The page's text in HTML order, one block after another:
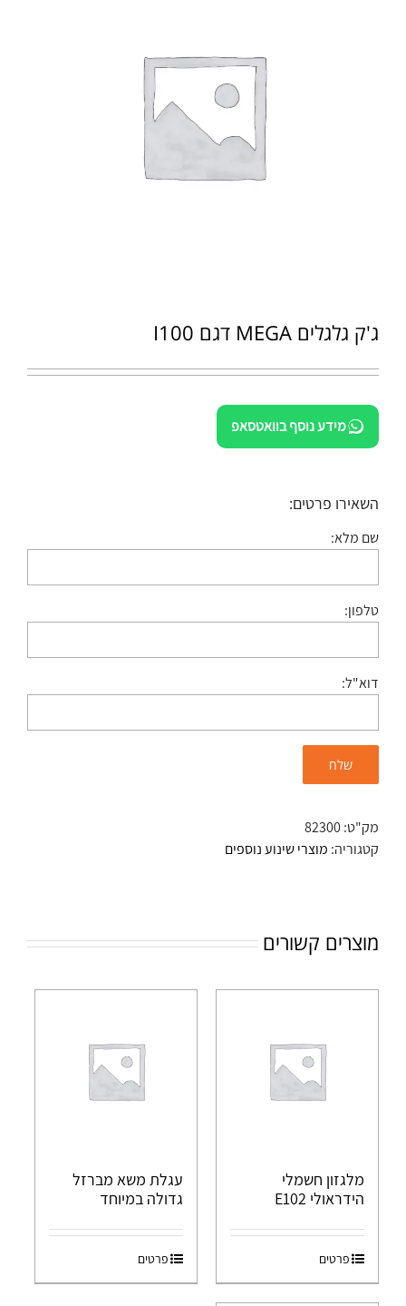
ג'ק גלגלים MEGA דגם I100
מידע נוסף בוואטסאפ
השאירו פרטים:
שם מלא:
טלפון:
דוא"ל:
מק"ט:82300
קטגוריה: מוצרי שינוע נוספים
מוצרים קשורים
מלגזון חשמלי
הידראולי E102
פרטים
עגלת משא מברזל
גדולה במיוחד
פרטים